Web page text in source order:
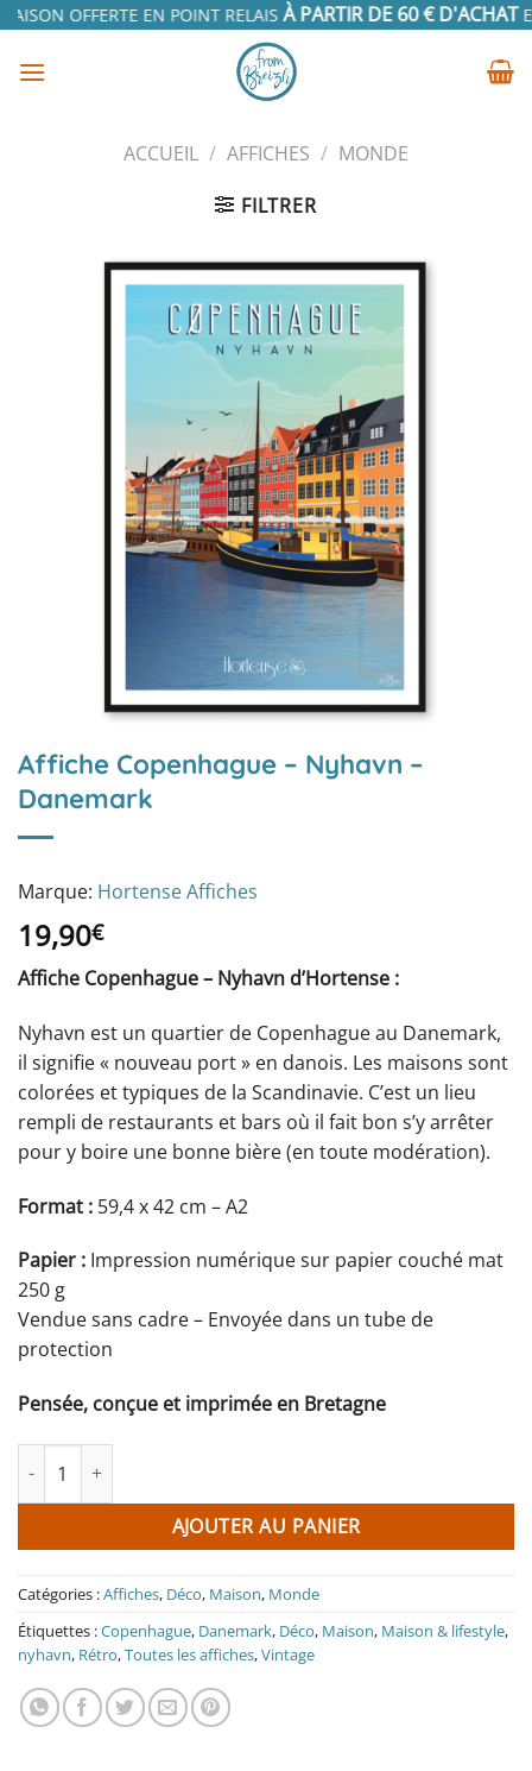
Passer
contenu
OFFERTE EN POINT RELAISÀ PARTIR DE 60 € D'ACHATEN
ACCUEIL / AFFICHES / MONDE
FILTRER
Affiche Copenhague – Nyhavn –
Danemark
Marque: Hortense Affiches
19,90€
Affiche Copenhague – Nyhavn d’Hortense :
Nyhavn est un quartier de Copenhague au Danemark,
il signifie « nouveau port » en danois. Les maisons sont
colorées et typiques de la Scandinavie. C’est un lieu
rempli de restaurants et bars où il fait bon s’y arrêter
pour y boire une bonne bière (en toute modération).
Format : 59,4 x 42 cm – A2
Papier : Impression numérique sur papier couché mat
250 g
Vendue sans cadre – Envoyée dans un tube de
protection
Pensée, conçue et imprimée en Bretagne
AJOUTER AU PANIER
Catégories :Affiches, Déco, Maison, Monde
Étiquettes :Copenhague, Danemark, Déco, Maison, Maison & lifestyle,
nyhavn, Rétro,Toutes les affiches,Vintage